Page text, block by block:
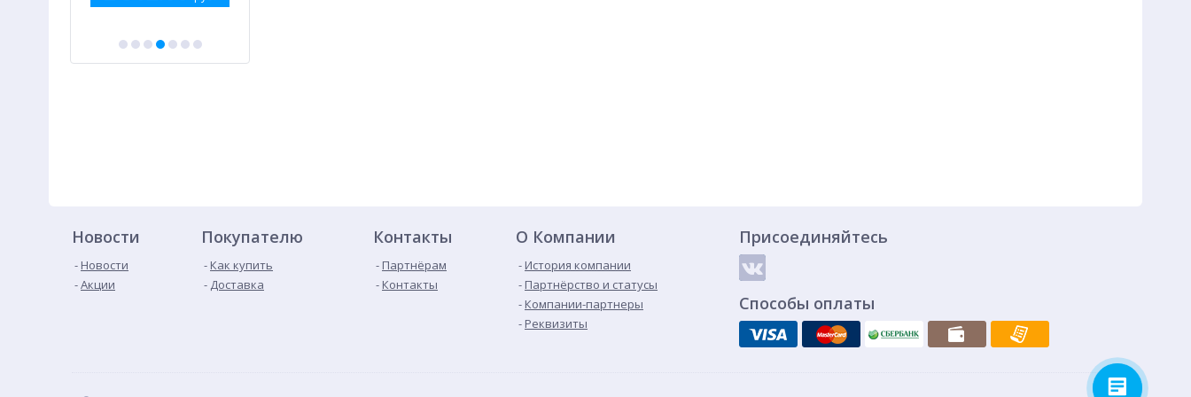
Новости
Новости
Акции
Покупателю
Как купить
Доставка
Контакты
Партнёрам
Контакты
О Компании
История компании
Партнёрство и статусы
Компании-партнеры
Реквизиты
Присоединяйтесь
Способы оплаты